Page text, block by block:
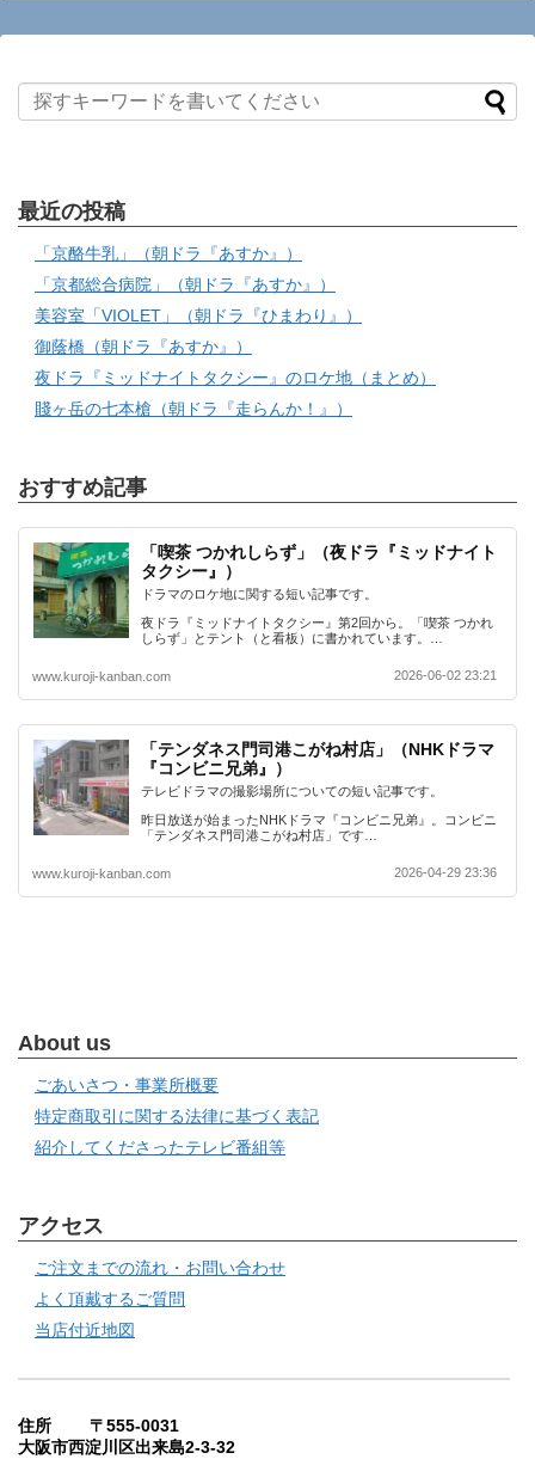
最近の投稿
「京酪牛乳」（朝ドラ『あすか』）
「京都総合病院」（朝ドラ『あすか』）
美容室「VIOLET」（朝ドラ『ひまわり』）
御蔭橋（朝ドラ『あすか』）
夜ドラ『ミッドナイトタクシー』のロケ地（まとめ）
賤ヶ岳の七本槍（朝ドラ『走らんか！』）
おすすめ記事
「喫茶 つかれしらず」（夜ドラ『ミッドナイト
タクシー』）
ドラマのロケ地に関する短い記事です。
夜ドラ『ミッドナイトタクシー』第2回から。「喫茶 つかれ
しらず」とテント（と看板）に書かれています。…
www.kuroji-kanban.com 2026-06-02 23:21
「テンダネス門司港こがね村店」（NHKドラマ
『コンビニ兄弟』）
テレビドラマの撮影場所についての短い記事です。
昨日放送が始まったNHKドラマ『コンビニ兄弟』。コンビニ
「テンダネス門司港こがね村店」です…
www.kuroji-kanban.com 2026-04-29 23:36
About us
ごあいさつ・事業所概要
特定商取引に関する法律に基づく表記
紹介してくださったテレビ番組等
アクセス
ご注文までの流れ・お問い合わせ
よく頂戴するご質問
当店付近地図
住所 〒555-0031
大阪市西淀川区出来島2-3-32